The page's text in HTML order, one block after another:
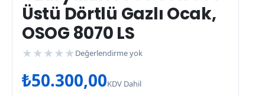
Üstü Dörtlü Gazlı Ocak,
OSOG 8070 LS
★ ★ ★ ★ ★ Değerlendirme yok
₺50.300,00KDV Dahil